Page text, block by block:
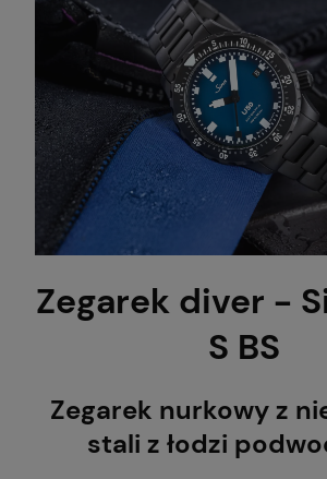
Zegarek diver -
S BS
Zegarek nurkowy z
stali z łodzi